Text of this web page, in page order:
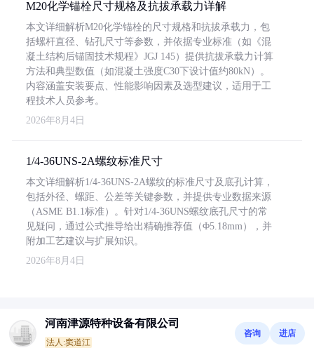
M20化学锚栓尺寸规格及抗拔承载力详解
本文详细解析M20化学锚栓的尺寸规格和抗拔承载力，包
括螺杆直径、钻孔尺寸等参数，并依据专业标准（如《混
凝土结构后锚固技术规程》JGJ 145）提供抗拔承载力计算
方法和典型数值（如混凝土强度C30下设计值约80kN）。
内容涵盖安装要点、性能影响因素及选型建议，适用于工
程技术人员参考。
2026年8月4日
1/4-36UNS-2A螺纹标准尺寸
本文详细解析1/4-36UNS-2A螺纹的标准尺寸及底孔计算，
包括外径、螺距、公差等关键参数，并提供专业数据来源
（ASME B1.1标准）。针对1/4-36UNS螺纹底孔尺寸的常
见疑问，通过公式推导给出精确推荐值（Φ5.18mm），并
附加工艺建议与扩展知识。
2026年8月4日
河南津源特种设备有限公司
法人:窦道江
咨询 进店